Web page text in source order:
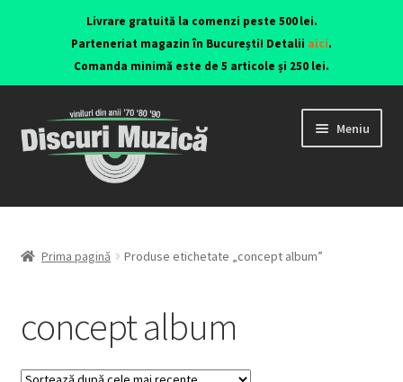
Livrare gratuită la comenzi peste 500 lei.
Parteneriat magazin în București! Detalii aici.
Comanda minimă este de 5 articole și 250 lei.
Meniu
Viniluri ediții originale anii 70-90
CD-uri originale
Prima pagină Produse etichetate „concept album”
concept album